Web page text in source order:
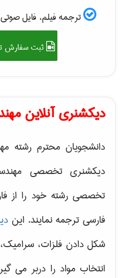
ترجمه فیلم، فایل
ثبت سفارش
دیکشنری آنلاین
دانشجویان محترم رشته
دیکشنری تخصصی
تخصصی رشته خود را از
فارسی ترجمه نمایند. این
شکل دادن فلزات،
انتخاب مواد را دربر می